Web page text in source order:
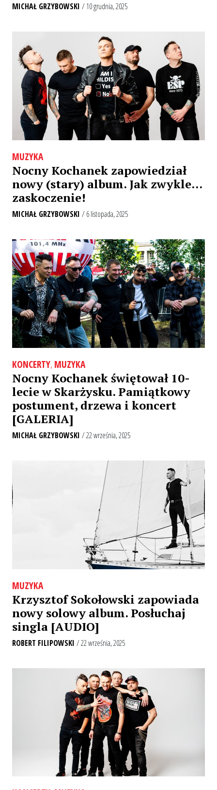
MICHAŁ GRZYBOWSKI / 10 grudnia, 2025
MUZYKA
Nocny Kochanek zapowiedział
nowy (stary) album. Jak zwykle…
zaskoczenie!
MICHAŁ GRZYBOWSKI / 6 listopada, 2025
KONCERTY, MUZYKA
Nocny Kochanek świętował 10-
lecie w Skarżysku. Pamiątkowy
postument, drzewa i koncert
[GALERIA]
MICHAŁ GRZYBOWSKI / 22 września, 2025
MUZYKA
Krzysztof Sokołowski zapowiada
nowy solowy album. Posłuchaj
singla [AUDIO]
ROBERT FILIPOWSKI / 22 września, 2025